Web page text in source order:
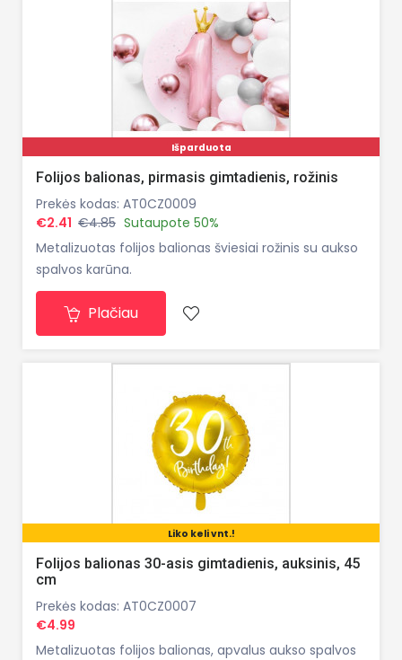
Išparduota
Folijos balionas, pirmasis gimtadienis, rožinis
Prekės kodas: AT0CZ0009
€2.41 €4.85 Sutaupote 50%
Metalizuotas folijos balionas šviesiai rožinis su aukso
spalvos karūna.
Plačiau
Liko keli vnt.!
Folijos balionas 30-asis gimtadienis, auksinis, 45
cm
Prekės kodas: AT0CZ0007
€4.99
Metalizuotas folijos balionas, apvalus aukso spalvos